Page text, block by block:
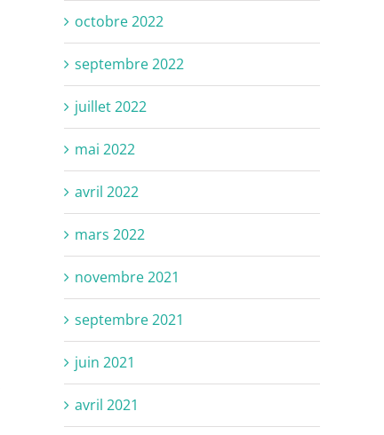
octobre 2022
septembre 2022
juillet 2022
mai 2022
avril 2022
mars 2022
novembre 2021
septembre 2021
juin 2021
avril 2021